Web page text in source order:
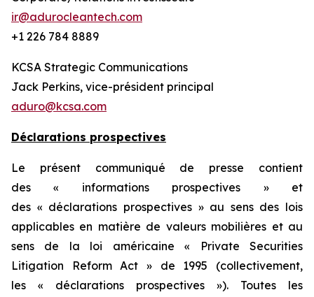
ir@adurocleantech.com
+1 226 784 8889
KCSA Strategic Communications
Jack Perkins, vice-président principal
aduro@kcsa.com
Déclarations prospectives
Le présent communiqué de presse contient
des « informations prospectives » et
des « déclarations prospectives » au sens des lois
applicables en matière de valeurs mobilières et au
sens de la loi américaine « Private Securities
Litigation Reform Act » de 1995 (collectivement,
les « déclarations prospectives »). Toutes les